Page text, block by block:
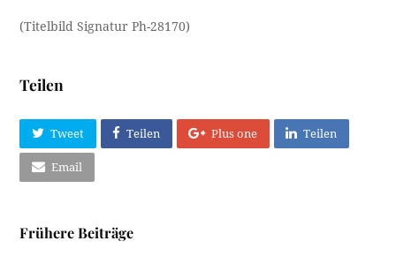
(Titelbild Signatur Ph-28170)
Teilen
Tweet Teilen Plus one Teilen
Email
Frühere Beiträge